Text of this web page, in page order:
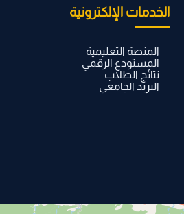
الخدمات الإلكترونية
المنصة التعليمية
المستودع الرقمي
نتائج الطلاب
البريد الجامعي